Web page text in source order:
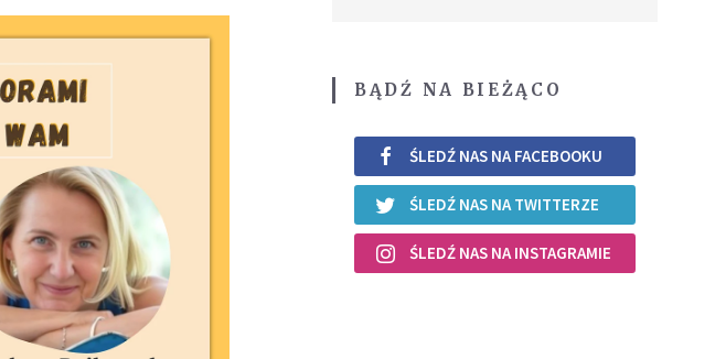
BĄDŹ NA BIEŻĄCO
ŚLEDŹ NAS NA FACEBOOKU
ŚLEDŹ NAS NA TWITTERZE
ŚLEDŹ NAS NA INSTAGRAMIE